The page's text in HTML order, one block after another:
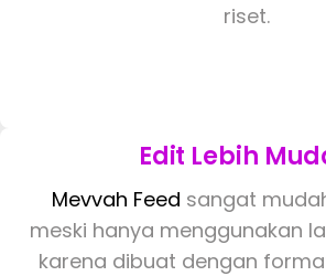
riset.
Edit Lebih
Mevvah Feed sangat
meski hanya menggunakan
karena dibuat dengan